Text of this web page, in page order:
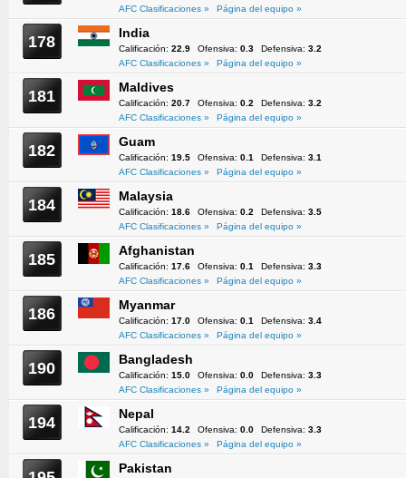
AFC Clasificaciones »
Página del equipo »
178 India
Calificación: 22.9 Ofensiva: 0.3 Defensiva: 3.2
AFC Clasificaciones »
Página del equipo »
181 Maldives
Calificación: 20.7 Ofensiva: 0.2 Defensiva: 3.2
AFC Clasificaciones »
Página del equipo »
182 Guam
Calificación: 19.5 Ofensiva: 0.1 Defensiva: 3.1
AFC Clasificaciones »
Página del equipo »
184 Malaysia
Calificación: 18.6 Ofensiva: 0.2 Defensiva: 3.5
AFC Clasificaciones »
Página del equipo »
185 Afghanistan
Calificación: 17.6 Ofensiva: 0.1 Defensiva: 3.3
AFC Clasificaciones »
Página del equipo »
186 Myanmar
Calificación: 17.0 Ofensiva: 0.1 Defensiva: 3.4
AFC Clasificaciones »
Página del equipo »
190 Bangladesh
Calificación: 15.0 Ofensiva: 0.0 Defensiva: 3.3
AFC Clasificaciones »
Página del equipo »
194 Nepal
Calificación: 14.2 Ofensiva: 0.0 Defensiva: 3.3
AFC Clasificaciones »
Página del equipo »
Pakistan